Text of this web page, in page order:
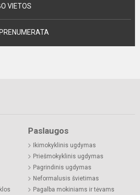
VIETOS
Paslaugos
Ikimokyklinis ugdymas
Priešmokyklinis ugdymas
Pagrindinis ugdymas
Neformalusis švietimas
Pagalba mokiniams ir tėvams